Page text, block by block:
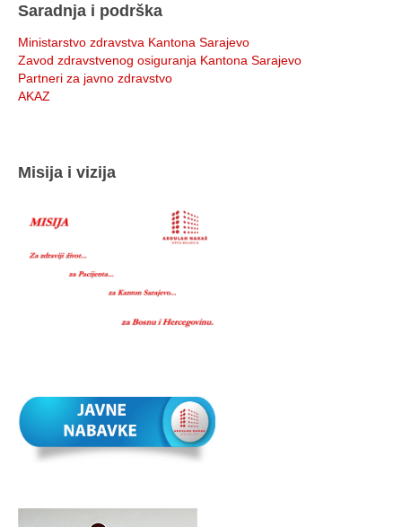
Saradnja i podrška
Ministarstvo zdravstva Kantona Sarajevo
Zavod zdravstvenog osiguranja Kantona Sarajevo
Partneri za javno zdravstvo
AKAZ
Misija i vizija